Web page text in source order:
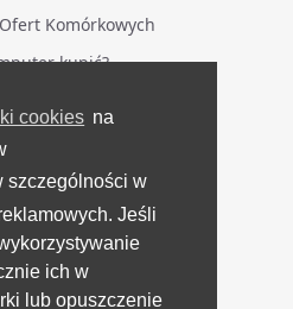
cookies na
szczególności w
Jeśli
ich w
lub opuszczenie
Komórkowych
kupić?
BIEŻĄCO
Videotestów